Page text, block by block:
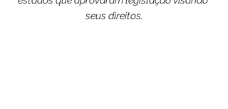
seus direitos.